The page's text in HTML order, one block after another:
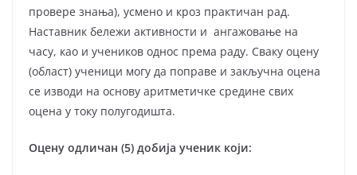
провере знања), усмено и кроз практичан рад.
Наставник бележи активности и ангажовање на
часу, као и учеников однос према раду. Сваку оцену
(област) ученици могу да поправе и закључна оцена
се изводи на основу аритметичке средине свих
оцена у току полугодишта.
Оцену одличан (5) добија ученик који: